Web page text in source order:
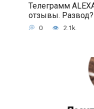
Телеграмм
отзывы. Развод?
0 2.1k.